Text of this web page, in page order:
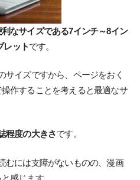
なサイズである7インチ～8イン
レットです。
サイズですから、ページをおく
作することを考えると最適なサ
程度の大きさです。
むには支障がないものの、漫画
感じます。